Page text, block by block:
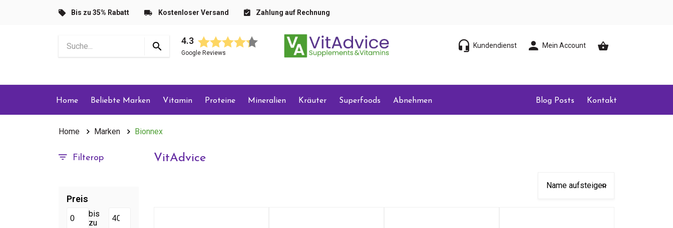
Bis zu 35% Rabatt Kostenloser Versand Zahlung auf Rechnung
4.3
Google Reviews
Kundendienst Mein Account
Home Beliebte Marken Vitamin Proteine Mineralien Kräuter Superfoods Abnehmen Blog Posts Kontakt
Home Marken Bionnex
Filterop
Preis
bis
zu
VitAdvice